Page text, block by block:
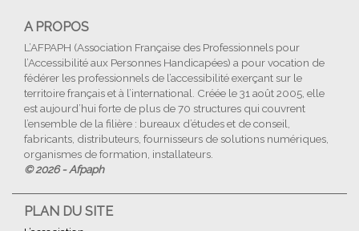
A PROPOS
L’AFPAPH (Association Française des Professionnels pour
l’Accessibilité aux Personnes Handicapées) a pour vocation de
fédérer les professionnels de l’accessibilité exerçant sur le
territoire français et à l’international. Créée le 31 août 2005, elle
est aujourd’hui forte de plus de 70 structures qui couvrent
l’ensemble de la filière : bureaux d’études et de conseil,
fabricants, distributeurs, fournisseurs de solutions numériques,
organismes de formation, installateurs.
© 2026 - Afpaph
PLAN DU SITE